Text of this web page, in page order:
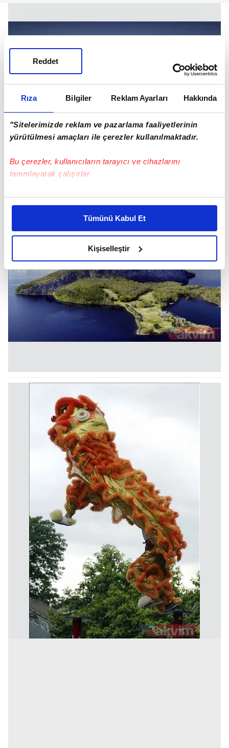
Rıza Bilgiler Reklam Ayarları Hakkında
"Sitelerimizde reklam ve pazarlama faaliyetlerinin
yürütülmesi amaçları ile çerezler kullanılmaktadır.
Bu çerezler, kullanıcıların tarayıcı ve cihazlarını
tanımlayarak çalışırlar.
Bu çerezlere izin vermeniz halinde sizlere özel
daha iyi reklam deneyimi yaşatabiliriz. Bunu yaparken
amacımızın size daha iyi bir reklam deneyimi sunmak
olduğunu ve sizlere en iyi içerikleri sunabilmek adına
elimizden gelen çabayı gösterdiğimizi ve bu noktada,
reklamların maliyetlerimizi karşılamak noktasında tek gelir
kalemimiz olduğunu sizlere hatırlatmak isteriz.
Her halükârda, kullanıcılar, bu çerezlere izin vermedikleri
takdirde, kullanıcılara hedefli reklamlar
Sitemizde kendimize ve üçüncü kişilere ait çerezler
kullanılmaktadır. Bu çerezler vasıtasıyla çeşitli kişisel
verileriniz işlenmekte olup gerekli olan çerezler bilgi
toplumu hizmetlerinin sunulması amacıyla
kullanılmaktadır. Diğer çerezler, sitemizin daha işlevsel
kılınması ve kişiselleştirilmesi ve sizlere yönelik
reklam/pazarlama faaliyetlerinin yapılması, amaçlarıyla
sınırlı olarak açık rızanız dahilinde kullanılacaktır.
Çerezlere ilişkin tercihlerinizi aşağıda yer alan panel
vasıtasıyla belirleyebilirsiniz. Çerezlere ilişkin detaylı bilgi
için Ayarlar butonuna tıklayabilir,Çerez Bilgilendirme
Metnimiziziyaret edebilirsiniz.
6698 sayılı Kişisel Verilerin Korunması Kanunu uyarınca
hazırlanmış Aydınlatma Metnimizi okumak ve sitemizde
ilgili mevzuata uygun olarak kullanılan çerezlerle ilgili bilgi
almak için lütfen
tıklayınız.
Tümünü Kabul Et
Kişiselleştir
Reddet